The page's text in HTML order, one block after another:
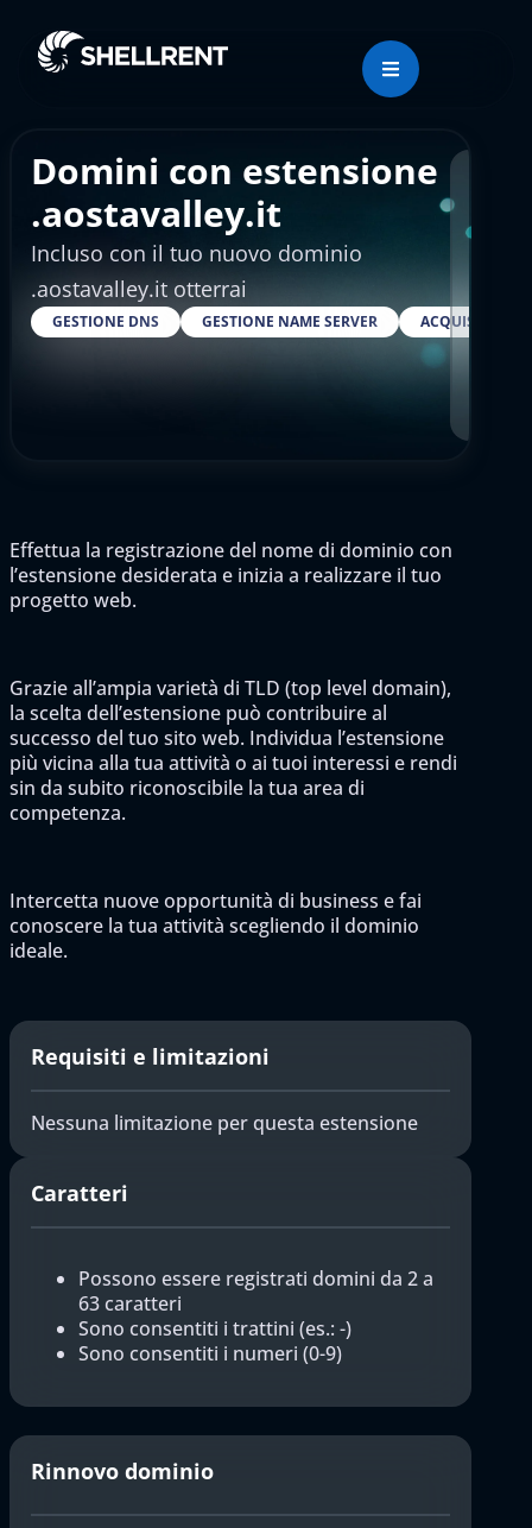
Domini con estensione
.aostavalley.it
Incluso con il tuo nuovo dominio
.aostavalley.it otterrai
GESTIONE DNS GESTIONE NAME SERVER ACQUISTARE
Effettua la registrazione del nome di dominio con
l’estensione desiderata e inizia a realizzare il tuo
progetto web.
Grazie all’ampia varietà di TLD (top level domain),
la scelta dell’estensione può contribuire al
successo del tuo sito web. Individua l’estensione
più vicina alla tua attività o ai tuoi interessi e rendi
sin da subito riconoscibile la tua area di
competenza.
Intercetta nuove opportunità di business e fai
conoscere la tua attività scegliendo il dominio
ideale.
Requisiti e limitazioni
Nessuna limitazione per questa estensione
Caratteri
Possono essere registrati domini da 2 a
63 caratteri
Sono consentiti i trattini (es.: -)
Sono consentiti i numeri (0-9)
Rinnovo dominio